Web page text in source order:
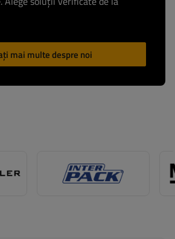
mai multe despre noi